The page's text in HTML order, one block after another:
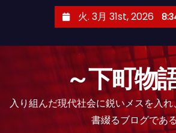
火. 3月 31st, 2026
～下町物
入り組んだ現代社会に鋭いメスを入
書綴るブログであ